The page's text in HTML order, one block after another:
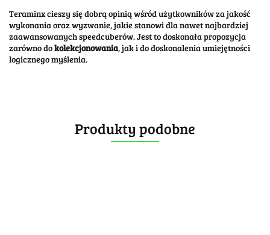
Teraminx cieszy się dobrą opinią wśród użytkowników za jakość
wykonania oraz wyzwanie, jakie stanowi dla nawet najbardziej
zaawansowanych speedcuberów. Jest to doskonała propozycja
zarówno dokolekcjonowania, jak i do doskonalenia umiejętności
logicznego myślenia​.
Produkty podobne